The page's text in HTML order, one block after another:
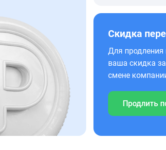
Скидка
Для продления
ваша скидка
смене
Продлить